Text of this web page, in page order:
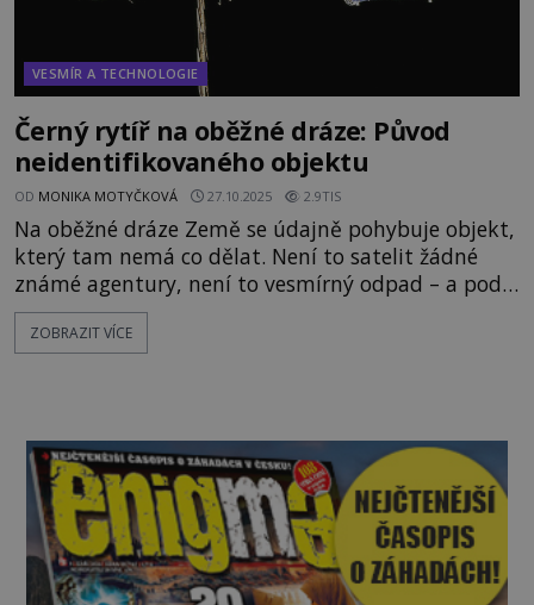
VESMÍR A TECHNOLOGIE
Černý rytíř na oběžné dráze: Původ
neidentifikovaného objektu
OD MONIKA MOTYČKOVÁ 27.10.2025 2.9TIS
Na oběžné dráze Země se údajně pohybuje objekt,
který tam nemá co dělat. Není to satelit žádné
známé agentury, není to vesmírný odpad – a podle
některých teorií tam byl už tisíce let. Říká se mu
Black Knight Satellite – Černý rytíř. Jeho původ,
objektu na oběžné drá
ZOBRAZIT VÍCE